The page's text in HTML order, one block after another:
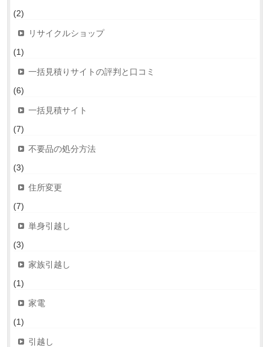
(2)
リサイクルショップ
(1)
一括見積りサイトの評判と口コミ
(6)
一括見積サイト
(7)
不要品の処分方法
(3)
住所変更
(7)
単身引越し
(3)
家族引越し
(1)
家電
(1)
引越し